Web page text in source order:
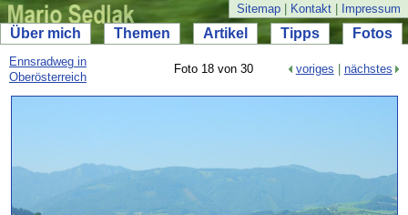
Sitemap Kontakt Impressum
Über mich Themen Artikel Tipps Fotos
Ennsradweg in
Oberösterreich
Foto 18 von 30 voriges nächstes